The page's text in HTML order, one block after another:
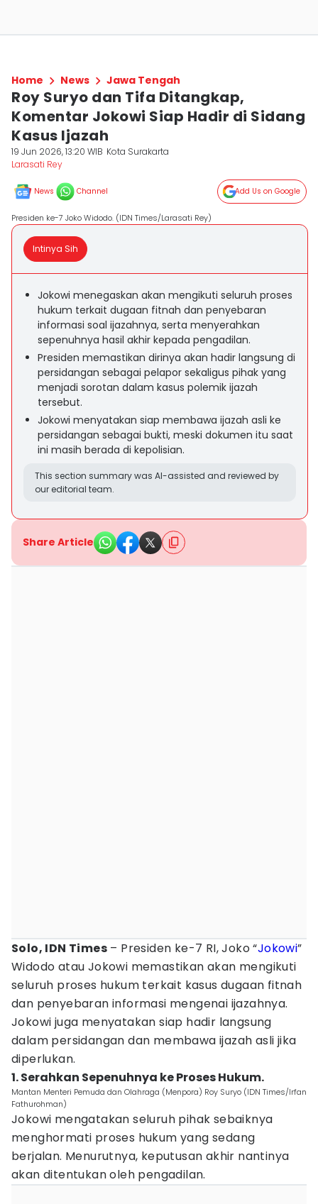
Home News Jawa Tengah
Roy Suryo dan Tifa Ditangkap,
Komentar Jokowi Siap Hadir di Sidang
Kasus Ijazah
19 Jun 2026, 13:20 WIB Kota Surakarta
Larasati Rey
News Channel Add Us on Google
Presiden ke-7 Joko Widodo. (IDN Times/Larasati Rey)
Intinya Sih
Jokowi menegaskan akan mengikuti seluruh proses
hukum terkait dugaan fitnah dan penyebaran
informasi soal ijazahnya, serta menyerahkan
sepenuhnya hasil akhir kepada pengadilan.
Presiden memastikan dirinya akan hadir langsung di
persidangan sebagai pelapor sekaligus pihak yang
menjadi sorotan dalam kasus polemik ijazah
tersebut.
Jokowi menyatakan siap membawa ijazah asli ke
persidangan sebagai bukti, meski dokumen itu saat
ini masih berada di kepolisian.
This section summary was AI-assisted and reviewed by
our editorial team.
Share Article
Solo, IDN Times – Presiden ke-7 RI, Joko “Jokowi”
Widodo atau Jokowi memastikan akan mengikuti
seluruh proses hukum terkait kasus dugaan fitnah
dan penyebaran informasi mengenai ijazahnya.
Jokowi juga menyatakan siap hadir langsung
dalam persidangan dan membawa ijazah asli jika
diperlukan.
1. Serahkan Sepenuhnya ke Proses Hukum.
Mantan Menteri Pemuda dan Olahraga (Menpora) Roy Suryo (IDN Times/Irfan
Fathurohman)
Jokowi mengatakan seluruh pihak sebaiknya
menghormati proses hukum yang sedang
berjalan. Menurutnya, keputusan akhir nantinya
akan ditentukan oleh pengadilan.